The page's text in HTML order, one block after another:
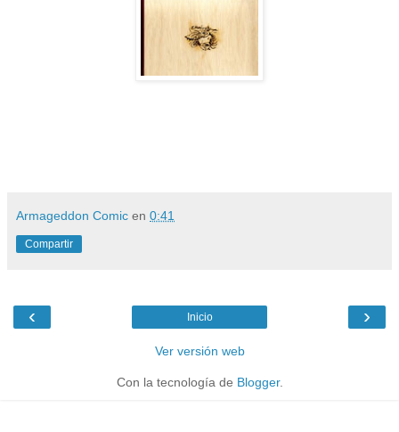
Armageddon Comic en 0:41
Compartir
‹ ›
Inicio
Ver versión web
Con la tecnología de Blogger.